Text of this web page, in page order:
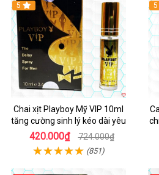
5
Chai xịt Playboy Mỹ VIP 10ml
tăng cường sinh lý kéo dài yêu
420.000₫ 724.000₫
(851)
5